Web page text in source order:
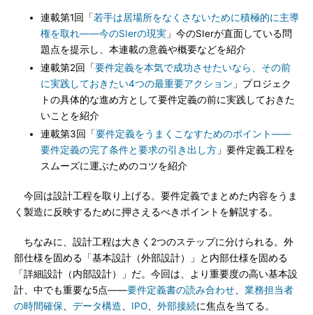
連載第1回「若手は居場所をなくさないために積極的に主導
権を取れ――今のSIerの現実 」今のSIerが直面している問
題点を提示し、本連載の意義や概要などを紹介
連載第2回「要件定義を本気で成功させたいなら、その前
に実践しておきたい4つの最重要アクション 」プロジェク
トの具体的な進め方として要件定義の前に実践しておきた
いことを紹介
連載第3回「要件定義をうまくこなすためのポイント――
要件定義の完了条件と要求の引き出し方 」要件定義工程を
スムーズに運ぶためのコツを紹介
今回は設計工程を取り上げる。要件定義でまとめた内容をうま
く製造に反映するために押さえるべきポイントを解説する。
ちなみに、設計工程は大きく2つのステップに分けられる。外
部仕様を固める「基本設計（外部設計）」と内部仕様を固める
「詳細設計（内部設計）」だ。今回は、より重要度の高い基本設
計、中でも重要な5点――要件定義書の読み合わせ
業務担当者
の時間確保
データ構造 IPO 外部接続に焦点を当てる。